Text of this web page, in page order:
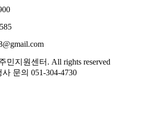
민지원센터. All rights reserved
문의 051-304-4730